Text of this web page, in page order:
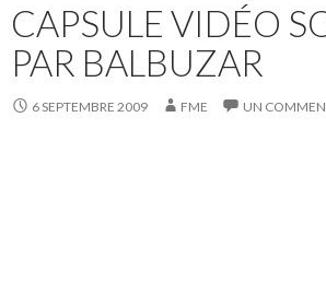
CAPSULE VIDÉO
PAR BALBUZAR
6 SEPTEMBRE 2009 FME UN